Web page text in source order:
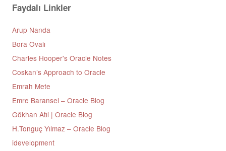
Faydalı Linkler
Arup Nanda
Bora Ovalı
Charles Hooper's Oracle Notes
Coskan’s Approach to Oracle
Emrah Mete
Emre Baransel – Oracle Blog
Gökhan Atıl | Oracle Blog
H.Tonguç Yılmaz – Oracle Blog
idevelopment